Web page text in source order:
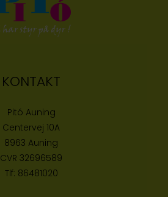
KONTAKT
Pitó Auning
Centervej 10A
8963 Auning
CVR 32696589
Tlf: 86481020